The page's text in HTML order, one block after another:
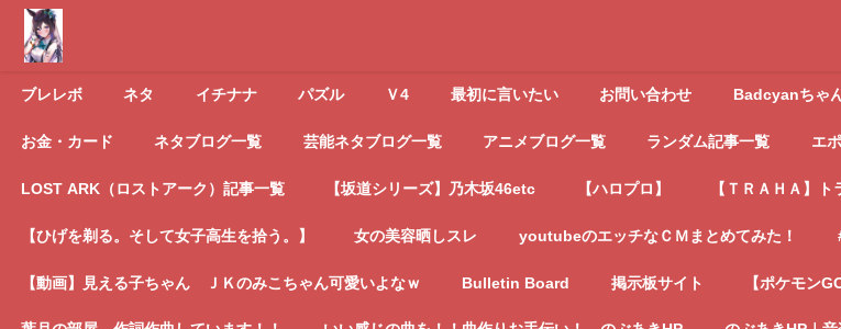
ブレレボ ネタ イチナナ パズル Ｖ4 最初に言いたい お問い合わせ Badcyanちゃ
お金・カード ネタブログ一覧 芸能ネタブログ一覧 アニメブログ一覧 ランダム記事一覧 エ
LOST ARK（ロストアーク）記事一覧 【坂道シリーズ】乃木坂46etc 【ハロプロ】 【ＴＲＡＨＡ】
【ひげを剃る。そして女子高生を拾う。】 女の美容晒しスレ youtubeのエッチなＣＭまとめてみた！
【動画】見える子ちゃん ＪＫのみこちゃん可愛いよなｗ Bulletin Board 掲示板サイト 【ポケモン